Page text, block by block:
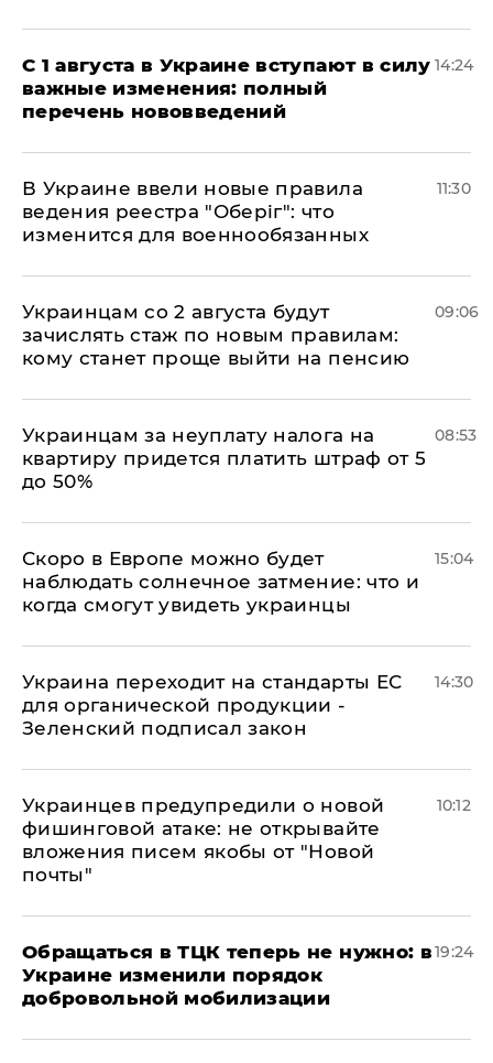
С 1 августа в Украине вступают в силу
важные изменения: полный
перечень нововведений
14:24
В Украине ввели новые правила
ведения реестра "Оберіг": что
изменится для военнообязанных
11:30
Украинцам со 2 августа будут
зачислять стаж по новым правилам:
кому станет проще выйти на пенсию
09:06
Украинцам за неуплату налога на
квартиру придется платить штраф от 5
до 50%
08:53
Скоро в Европе можно будет
наблюдать солнечное затмение: что и
когда смогут увидеть украинцы
15:04
Украина переходит на стандарты ЕС
для органической продукции -
Зеленский подписал закон
14:30
Украинцев предупредили о новой
фишинговой атаке: не открывайте
вложения писем якобы от "Новой
почты"
10:12
Обращаться в ТЦК теперь не нужно: в
Украине изменили порядок
добровольной мобилизации
19:24